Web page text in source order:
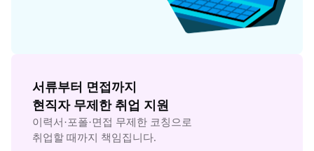
서류부터 면접까지
현직자 무제한 취업 지원
이력서·포폴·면접 무제한 코칭으로
취업할 때까지 책임집니다.